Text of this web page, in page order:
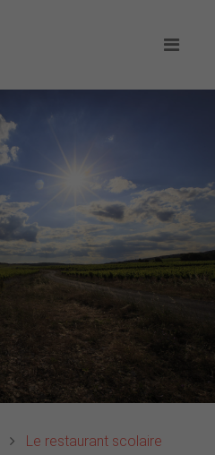
Le restaurant scolaire